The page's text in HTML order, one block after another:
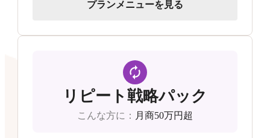
プランメニューを見る
リピート戦略パック
こんな方に ： 月商50万円超